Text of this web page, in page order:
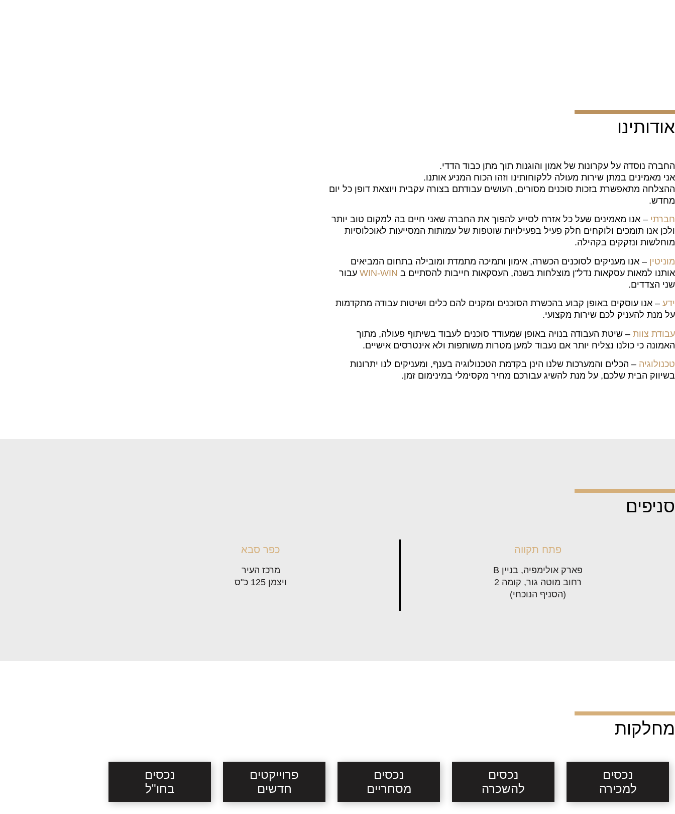
אודותינו
החברה נוסדה על עקרונות של אמון והוגנות תוך מתן כבוד הדדי.
אני מאמינים במתן שירות מעולה ללקוחותינו וזהו הכוח המניע אותנו.
ההצלחה מתאפשרת בזכות סוכנים מסורים, העושים עבודתם בצורה עקבית ויוצאת דופן כל יום
מחדש.
חברתי – אנו מאמינים שעל כל אזרח לסייע להפוך את החברה שאני חיים בה למקום טוב יותר
ולכן אנו תומכים ולוקחים חלק פעיל בפעילויות שוטפות של עמותות המסייעות לאוכלוסיות
מוחלשות ונזקקים בקהילה.
מוניטין – אנו מעניקים לסוכנים הכשרה, אימון ותמיכה מתמדת ומובילה בתחום המביאים
אותנו למאות עסקאות נדל"ן מוצלחות בשנה, העסקאות חייבות להסתיים ב WIN-WIN עבור
שני הצדדים.
ידע – אנו עוסקים באופן קבוע בהכשרת הסוכנים ומקנים להם כלים ושיטות עבודה מתקדמות
על מנת להעניק לכם שירות מקצועי.
עבודת צוות – שיטת העבודה בנויה באופן שמעודד סוכנים לעבוד בשיתוף פעולה, מתוך
האמונה כי כולנו נצליח יותר אם נעבוד למען מטרות משותפות ולא אינטרסים אישיים.
טכנולוגיה – הכלים והמערכות שלנו הינן בקדמת הטכנולוגיה בענף, ומעניקים לנו יתרונות
בשיווק הבית שלכם, על מנת להשיג עבורכם מחיר מקסימלי במינימום זמן.
סניפים
פתח תקווה
פארק אולימפיה, בניין B
רחוב מוטה גור, קומה 2
(הסניף הנוכחי)
כפר סבא
מרכז העיר
ויצמן 125 כ"ס
מחלקות
נכסים
למכירה
נכסים
להשכרה
נכסים
מסחריים
פרוייקטים
חדשים
נכסים
בחו"ל